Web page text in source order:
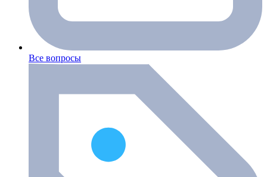
Все вопросы